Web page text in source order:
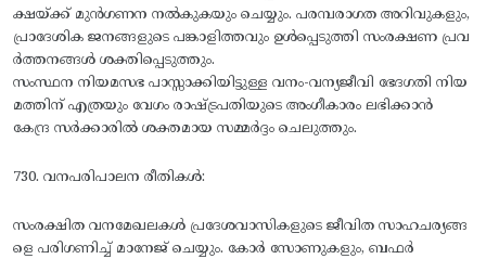
ക്ഷയ്‌ക്ക്‌ മുന്‍ഗണന നല്‍കുകയും ചെയ്യും. പരമ്പരാഗത അറിവുകളും,
പ്രാദേശിക ജനങ്ങളുടെ പങ്കാളിത്തവും ഉള്‍പ്പെടുത്തി സംരക്ഷണ പ്രവ
ര്‍ത്തനങ്ങള്‍ ശക്തിപ്പെടുത്തും.
സംസ്ഥന നിയമസഭ പാസ്സാക്കിയിട്ടുള്ള വനം-വന്യജീവി ഭേദഗതി നിയ
മത്തിന്‌ എത്രയും വേഗം രാഷ്ട്രപതിയുടെ അംഗീകാരം ലഭിക്കാന്‍
കേന്ദ്ര സര്‍ക്കാരില്‍ ശക്തമായ സമ്മര്‍ദ്ദം ചെലുത്തും.
730. വനപരിപാലന രീതികള്‍:
സംരക്ഷിത വനമേഖലകള്‍ പ്രദേശവാസികളുടെ ജീവിത സാഹചര്യങ്ങ
ളെ പരിഗണിച്ച്‌ മാനേജ്‌ ചെയ്യും. കോര്‍ സോണുകളും, ബഫര്‍